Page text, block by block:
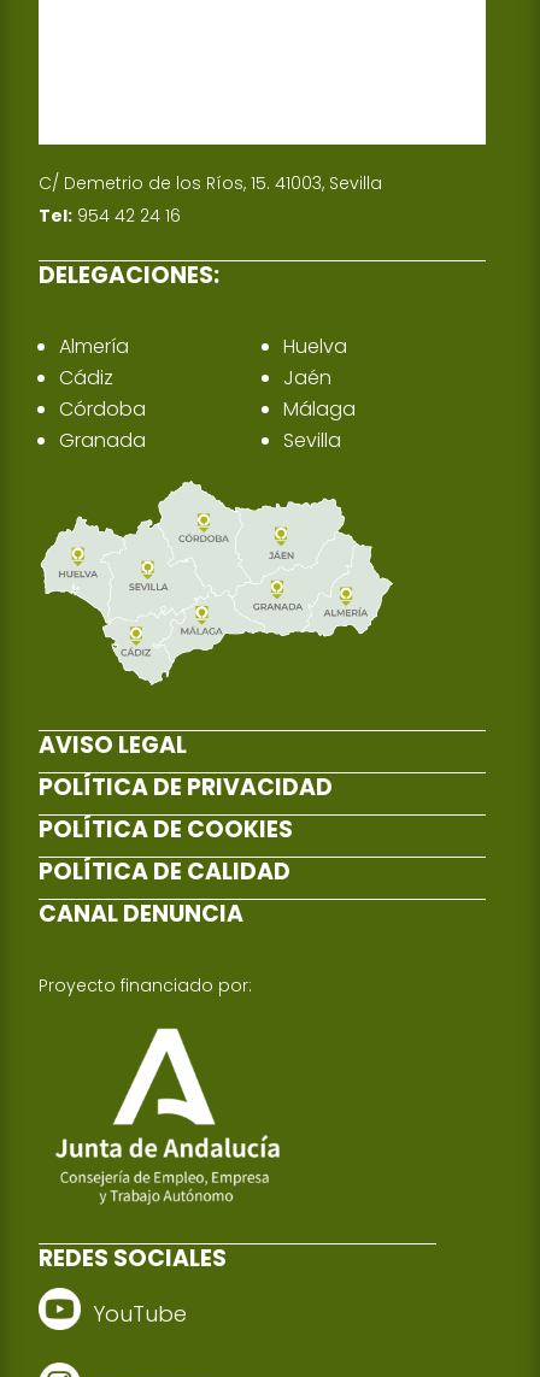
C/ Demetrio de los Ríos, 15. 41003, Sevilla
Tel: 954 42 24 16
DELEGACIONES:
Almería
Cádiz
Córdoba
Granada
Huelva
Jaén
Málaga
Sevilla
AVISO LEGAL
POLÍTICA DE PRIVACIDAD
POLÍTICA DE COOKIES
POLÍTICA DE CALIDAD
CANAL DENUNCIA
Proyecto financiado por:
REDES SOCIALES
YouTube